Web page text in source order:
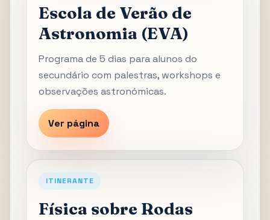
Escola de Verão de
Astronomia (EVA)
Programa de 5 dias para alunos do
secundário com palestras, workshops e
observações astronómicas.
Ver página
ITINERANTE
Física sobre Rodas